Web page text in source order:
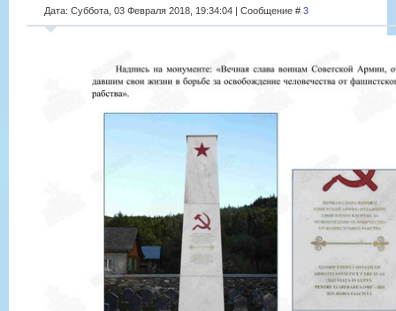
Дата: Суббота, 03 Февраля 2018, 19:34:04 | Сообщение # 3